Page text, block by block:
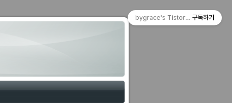
bygrace's Tistory Blog
구독하기